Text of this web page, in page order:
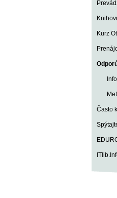
Kurz
Často